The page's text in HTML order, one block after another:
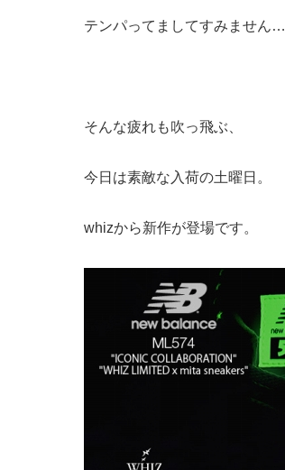
テンパってましてすみません…
そんな疲れも吹っ飛ぶ、
今日は素敵な入荷の土曜日。
whizから新作が登場です。